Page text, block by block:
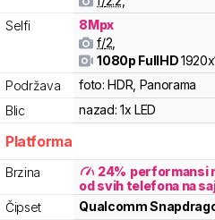
Selfi
8Mpx
f/2
1080p FullHD
Podržava
foto: HDR, Panorama
Blic
nazad: 1x LED
Platforma
Brzina 24% performansi
od svih telefona na
Čipset
Qualcomm